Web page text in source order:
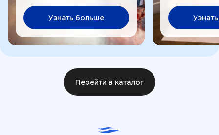
Узнать больше
Перейти в каталог